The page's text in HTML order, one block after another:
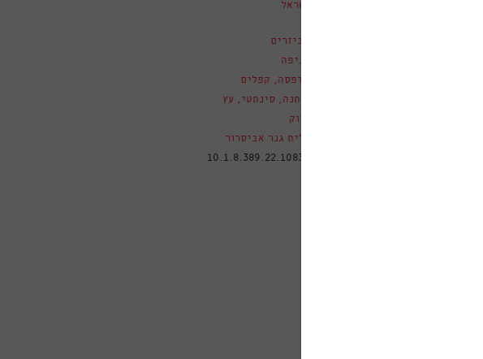
ישראל
אביזרים
מניפה
הדפסה , קפלים
כותנה , סינתטי , עץ
ירוק
גלית גנר אביסרור
10.1.8.389.22.1083A